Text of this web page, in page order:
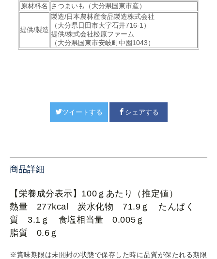
原材料名
さつまいも（大分県国東市産）
提供/製造
製造/日本農林産食品製造株式会社
（大分県日田市大字石井716-1）
提供/株式会社松原ファーム
（大分県国東市安岐町中園1043）
ツイートする シェアする
商品詳細
【栄養成分表示】100ｇあたり（推定値）
熱量 277kcal 炭水化物 71.9ｇ たんぱく
質 3.1ｇ 食塩相当量 0.005ｇ
脂質 0.6ｇ
※ 賞味期限は未開封の状態で保存した時に品質が保たれる期限